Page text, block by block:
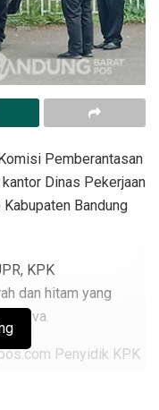
Pemberantasan
Dinas Pekerjaan
Bandung
KPK
dan hitam yang
Penyidik KPK